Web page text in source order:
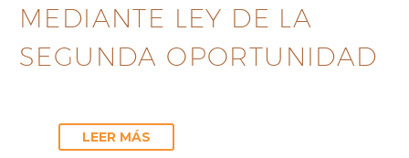
MEDIANTE LEY DE LA
SEGUNDA OPORTUNIDAD
LEER MÁS